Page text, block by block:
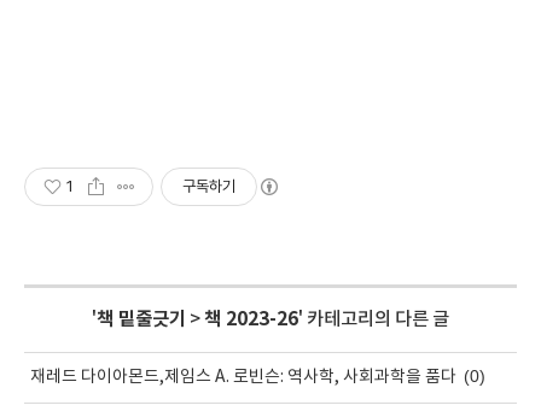
1 구독하기
'책 밑줄긋기 >책 2023-26' 카테고리의 다른 글
재레드 다이아몬드,제임스 A. 로빈슨: 역사학, 사회과학을 품다 (0)